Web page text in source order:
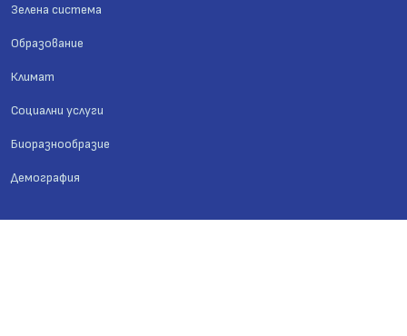
Зелена система
Образование
Климат
Социални услуги
Биоразнообразие
Демография